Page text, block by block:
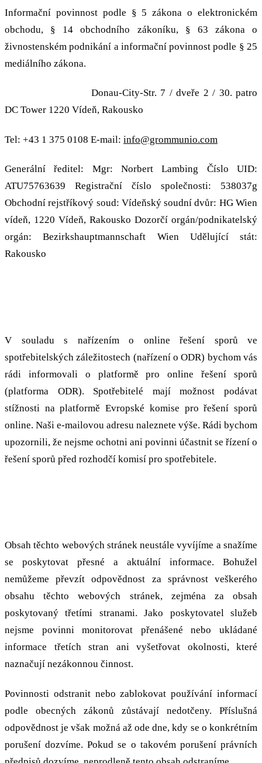
Informační povinnost podle § 5 zákona o elektronickém
obchodu, § 14 obchodního zákoníku, § 63 zákona o
živnostenském podnikání a informační povinnost podle § 25
mediálního zákona.
Donau-City-Str. 7 / dveře 2 / 30. patro
DC Tower 1220 Vídeň, Rakousko
Tel: +43 1 375 0108 E-mail: info@grommunio.com
Generální ředitel: Mgr: Norbert Lambing Číslo UID:
ATU75763639 Registrační číslo společnosti: 538037g
Obchodní rejstříkový soud: Vídeňský soudní dvůr: HG Wien
vídeň, 1220 Vídeň, Rakousko Dozorčí orgán/podnikatelský
orgán: Bezirkshauptmannschaft Wien Udělující stát:
Rakousko
V souladu s nařízením o online řešení sporů ve
spotřebitelských záležitostech (nařízení o ODR) bychom vás
rádi informovali o platformě pro online řešení sporů
(platforma ODR). Spotřebitelé mají možnost podávat
stížnosti na platformě Evropské komise pro řešení sporů
online. Naši e-mailovou adresu naleznete výše. Rádi bychom
upozornili, že nejsme ochotni ani povinni účastnit se řízení o
řešení sporů před rozhodčí komisí pro spotřebitele.
Obsah těchto webových stránek neustále vyvíjíme a snažíme
se poskytovat přesné a aktuální informace. Bohužel
nemůžeme převzít odpovědnost za správnost veškerého
obsahu těchto webových stránek, zejména za obsah
poskytovaný třetími stranami. Jako poskytovatel služeb
nejsme povinni monitorovat přenášené nebo ukládané
informace třetích stran ani vyšetřovat okolnosti, které
naznačují nezákonnou činnost.
Povinnosti odstranit nebo zablokovat používání informací
podle obecných zákonů zůstávají nedotčeny. Příslušná
odpovědnost je však možná až ode dne, kdy se o konkrétním
porušení dozvíme. Pokud se o takovém porušení právních